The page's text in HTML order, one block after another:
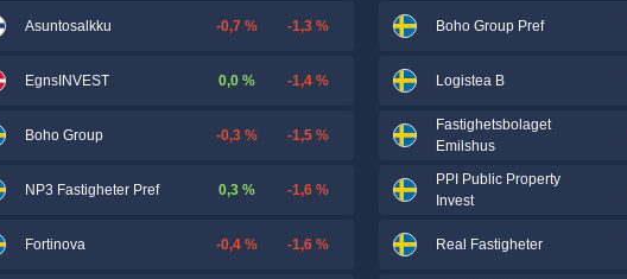
Asuntosalkku -0,7 % -1,3 %
EgnsINVEST 0,0 % -1,4 %
Boho Group -0,3 % -1,5 %
NP3 Fastigheter Pref 0,3 % -1,6 %
Fortinova -0,4 % -1,6 %
Boho Group Pref
Logistea B
Fastighetsbolaget
Emilshus
PPI Public Property
Invest
Real Fastigheter